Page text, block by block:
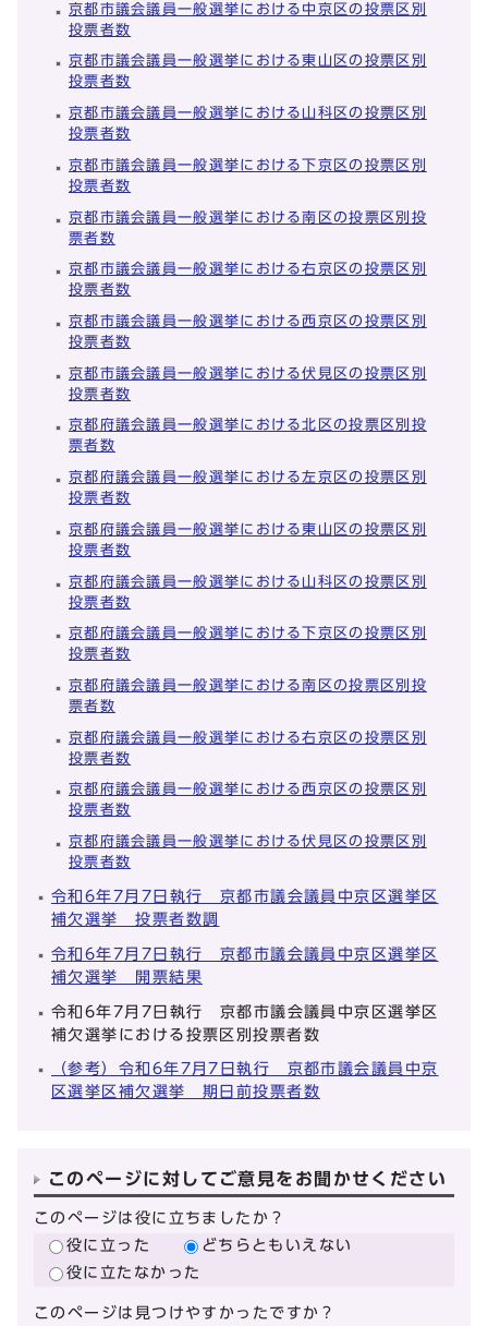
京都市議会議員一般選挙における中京区の投票区別
投票者数
京都市議会議員一般選挙における東山区の投票区別
投票者数
京都市議会議員一般選挙における山科区の投票区別
投票者数
京都市議会議員一般選挙における下京区の投票区別
投票者数
京都市議会議員一般選挙における南区の投票区別投
票者数
京都市議会議員一般選挙における右京区の投票区別
投票者数
京都市議会議員一般選挙における西京区の投票区別
投票者数
京都市議会議員一般選挙における伏見区の投票区別
投票者数
京都府議会議員一般選挙における北区の投票区別投
票者数
京都府議会議員一般選挙における左京区の投票区別
投票者数
京都府議会議員一般選挙における東山区の投票区別
投票者数
京都府議会議員一般選挙における山科区の投票区別
投票者数
京都府議会議員一般選挙における下京区の投票区別
投票者数
京都府議会議員一般選挙における南区の投票区別投
票者数
京都府議会議員一般選挙における右京区の投票区別
投票者数
京都府議会議員一般選挙における西京区の投票区別
投票者数
京都府議会議員一般選挙における伏見区の投票区別
投票者数
令和6年7月7日執行 京都市議会議員中京区選挙区
補欠選挙 投票者数調
令和6年7月7日執行 京都市議会議員中京区選挙区
補欠選挙 開票結果
令和6年7月7日執行 京都市議会議員中京区選挙区
補欠選挙における投票区別投票者数
（参考）令和6年7月7日執行 京都市議会議員中京
区選挙区補欠選挙 期日前投票者数
このページに対してご意見をお聞かせください
このページは役に立ちましたか？
役に立った
どちらともいえない
役に立たなかった
このページは見つけやすかったですか？